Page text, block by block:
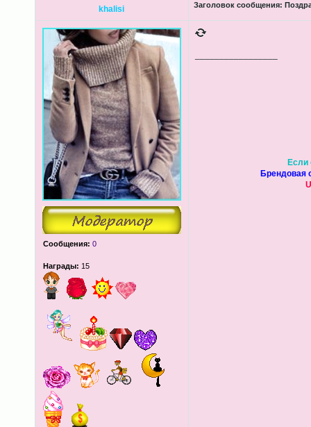
khalisi Заголовок сообщения:
Сообщения: 0
Награды: 15
Если
Брендовая